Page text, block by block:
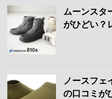
ムーンスタ
がひどい？
ノースフェ
の口コミが